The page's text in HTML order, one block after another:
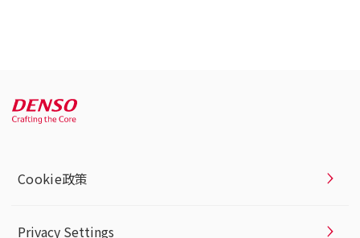
Cookie政策
Privacy Settings